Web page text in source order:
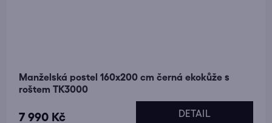
Manželská postel 160x200 cm černá ekokůže s
roštem TK3000
7 990 Kč DETAIL